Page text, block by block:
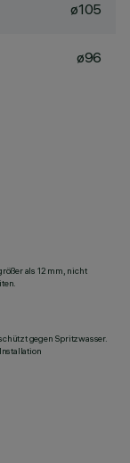
ø105
ø96
als 12 mm, nicht
gegen Spritzwasser.